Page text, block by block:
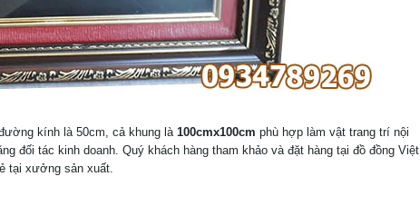
kính là 50cm, cả khung là 100cmx100cm phù hợp làm vật trang trí nội
đối tác kinh doanh. Quý khách hàng tham khảo và đặt hàng tại đồ đồng Việt
tại xưởng sản xuất.